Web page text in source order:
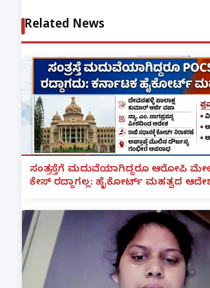
Related News
ಸಂತ್ರಸ್ತೆಗೆ ಮದುವೆಯಾಗಿದ್ದರೂ ಆರೋಪಿ
ಕೇಸ್ ರದ್ದಾಗಲ್ಲ: ಹೈಕೋರ್ಟ್ ಮಹತ್ವದ